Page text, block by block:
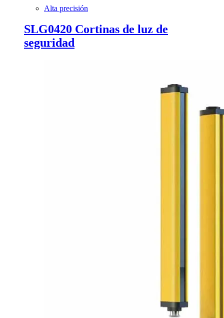
Alta precisión
SLG0420 Cortinas de luz de
seguridad